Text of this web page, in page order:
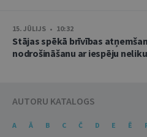
15. JŪLIJS • 10:32
Stājas spēkā brīvības
nodrošināšanu ar iespēju
AUTORU KATALOGS
A Ā B C Č D E Ē